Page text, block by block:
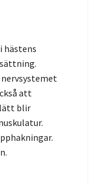
hästens
att
lätt blir